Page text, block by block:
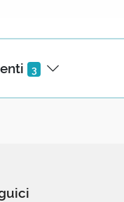
3